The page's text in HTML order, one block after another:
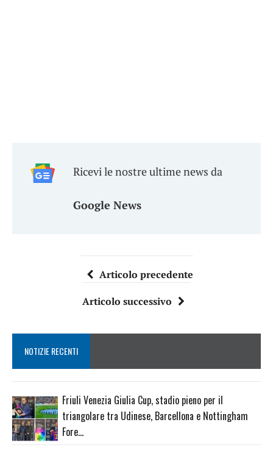
Ricevi le nostre ultime news da
Google News
Articolo precedente
Articolo successivo
NOTIZIE RECENTI
Friuli Venezia Giulia Cup, stadio pieno per il
triangolare tra Udinese, Barcellona e Nottingham
Fore…